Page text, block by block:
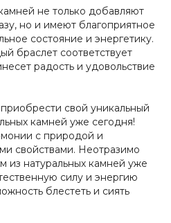
не только добавляют
но и имеют благоприятное
состояние и энергетику.
браслет соответствует
радость и удовольствие
свой уникальный
камней уже сегодня!
с природой и
свойствами. Неотразимо
из натуральных камней уже
силу и энергию
блестеть и сиять